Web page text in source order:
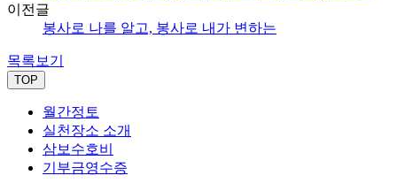
이전글
봉사로 나를 알고, 봉사로 내가 변하는
목록보기
TOP
월간정토
실천장소 소개
삼보수호비
기부금영수증